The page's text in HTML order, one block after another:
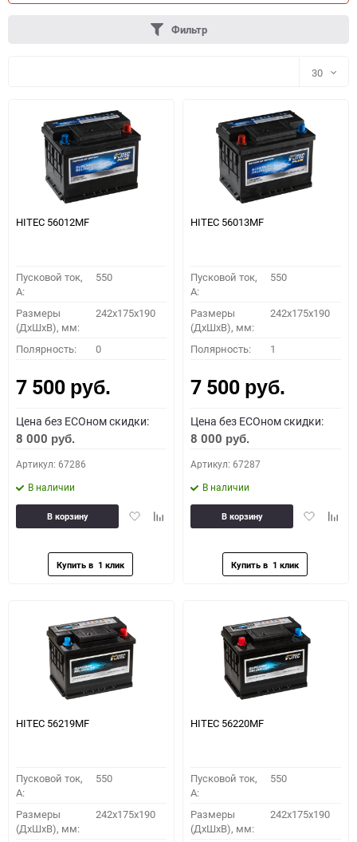
ПОДОБРАТЬ
Как определить полярность?
0 - обратная 1 - прямая 3 - обратная 4 - прямая
Фильтр
30
30
60
90
HITEC 56012MF
Пусковой ток,
A:
550
Размеры
(ДхШхВ), мм:
242x175x190
Полярность: 0
7 500 руб.
Цена без ECOном скидки:
8 000 руб.
Артикул: 67286
В наличии
ДобавитьДобавить
В корзину
HITEC 56013MF
Пусковой ток,
A:
550
Размеры
(ДхШхВ), мм:
242x175x190
Полярность: 1
7 500 руб.
Цена без ECOном скидки:
8 000 руб.
Артикул: 67287
В наличии
Добавить
В корзину
HITEC 56219MF
Пусковой ток,
A:
550
Размеры
(ДхШхВ), мм:
242x175x190
HITEC 56220MF
Пусковой ток,
A:
550
Размеры
(ДхШхВ), мм:
242x175x190